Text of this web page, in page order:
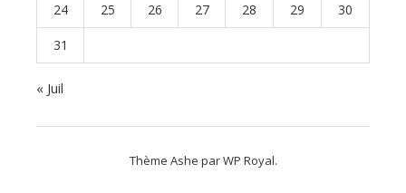
24 25 26 27 28 29 30
31
« Juil
Thème Ashe parWP Royal.